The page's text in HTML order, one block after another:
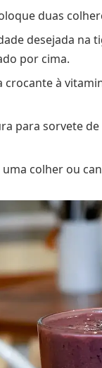
duas
desejada na
por cima.
crocante à
para sorvete
colher ou